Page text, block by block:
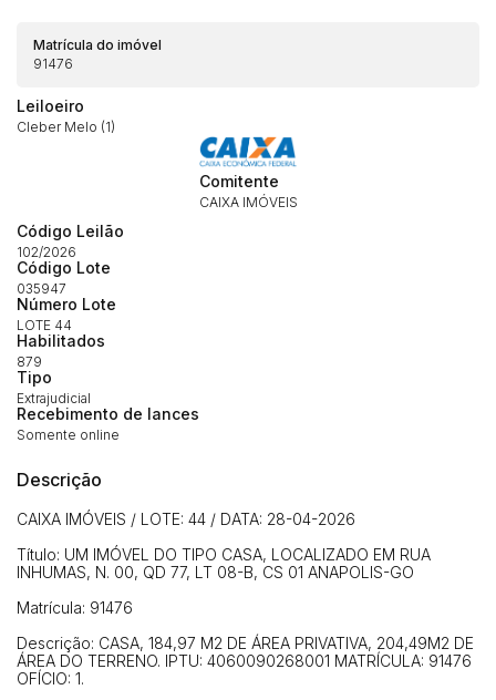
Matrícula do imóvel
91476
Leiloeiro
Cleber Melo (1)
Comitente
CAIXA IMÓVEIS
Código Leilão
102/2026
Código Lote
035947
Número Lote
LOTE 44
Habilitados
879
Tipo
Extrajudicial
Recebimento de lances
Somente online
Descrição
CAIXA IMÓVEIS / LOTE: 44 / DATA: 28-04-2026
Título: UM IMÓVEL DO TIPO CASA, LOCALIZADO EM RUA
INHUMAS, N. 00, QD 77, LT 08-B, CS 01 ANAPOLIS-GO
Matrícula: 91476
Descrição: CASA, 184,97 M2 DE ÁREA PRIVATIVA, 204,49M2 DE
ÁREA DO TERRENO. IPTU: 4060090268001 MATRÍCULA: 91476
OFÍCIO: 1.
Envie sua Proposta
(Art. 895, CPC)
Histórico de Propostas
Habilite-se para efetuar lances ou
propostas